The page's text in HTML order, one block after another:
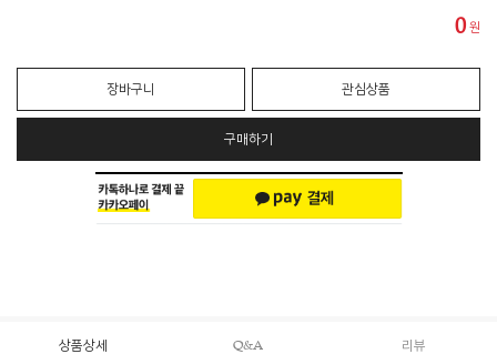
0 원
장바구니 관심상품
구매하기
상품상세 Q&A 리뷰